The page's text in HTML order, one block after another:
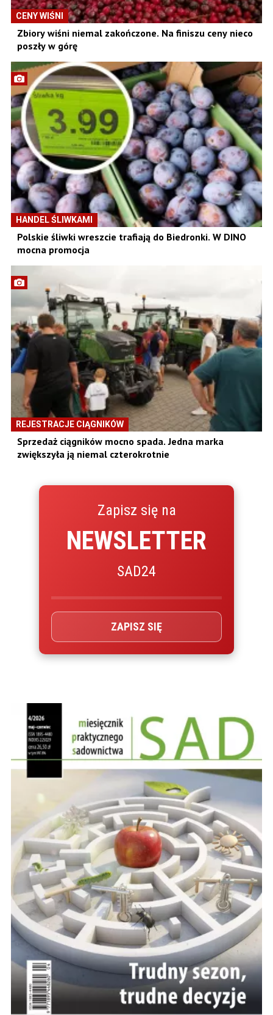
CENY WIŚNI
Zbiory wiśni niemal zakończone. Na finiszu ceny nieco
poszły w górę
HANDEL ŚLIWKAMI
Polskie śliwki wreszcie trafiają do Biedronki. W DINO
mocna promocja
REJESTRACJE CIĄGNIKÓW
Sprzedaż ciągników mocno spada. Jedna marka
zwiększyła ją niemal czterokrotnie
Zapisz się na
NEWSLETTER
SAD24
ZAPISZ SIĘ